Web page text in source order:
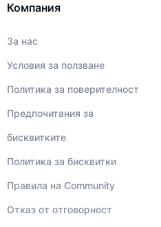
Компания
За нас
Условия за ползване
Политика за поверителност
Предпочитания за
бисквитките
Политика за бисквитки
Правила на Community
Отказ от отговорност